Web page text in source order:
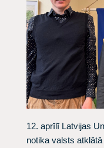
12. aprīlī Latvijas
notika valsts